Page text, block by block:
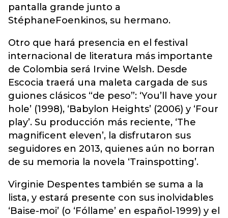
pantalla grande junto a
StéphaneFoenkinos, su hermano.
Otro que hará presencia en el festival
internacional de literatura más importante
de Colombia será Irvine Welsh. Desde
Escocia traerá una maleta cargada de sus
guiones clásicos “de peso”: ‘You’ll have your
hole’ (1998), ‘Babylon Heights’ (2006) y ‘Four
play’. Su producción más reciente, ‘The
magnificent eleven’, la disfrutaron sus
seguidores en 2013, quienes aún no borran
de su memoria la novela ‘Trainspotting’.
Virginie Despentes también se suma a la
lista, y estará presente con sus inolvidables
‘Baise-moi’ (o ‘Fóllame’ en español-1999) y el